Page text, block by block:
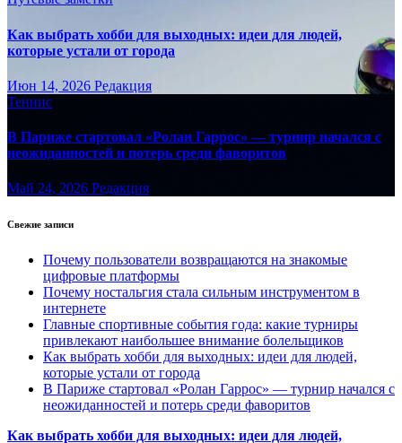
Как выбрать хобби для выходных: идеи для людей,
которые устали от города
Июн 14, 2026 Редакция
Теннис
В Париже стартовал «Ролан Гаррос» — турнир начался с
неожиданностей и потерь среди фаворитов
Май 24, 2026 Редакция
Свежие записи
Почему пользователи возвращаются на знакомые
цифровые платформы
Почему ностальгия стала сильным инструментом в
интернете
Главные спортивные события года: какие турниры
привлекают наибольшее внимание болельщиков
Как выбрать хобби для выходных: идеи для людей,
которые устали от города
В Париже стартовал «Ролан Гаррос» — турнир начался с
неожиданностей и потерь среди фаворитов
Как выбрать хобби для выходных: идеи для людей,